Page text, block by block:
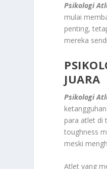
Psikologi
mulai
penting,
mereka
JUARA
Psikologi
para atlet di
toughness
meski
Atlet yang